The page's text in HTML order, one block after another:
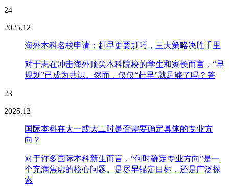
24
2025.12
海外本科名校申请：赶早更要赶巧，三大策略决胜千里
对于志在冲击海外顶尖本科院校的学生和家长而言，“早
规划”已成为共识。然而，仅仅“赶早”就足够了吗？答
23
2025.12
国际本科在大一或大二时是否需要确定具体的专业方
向？
对于许多国际本科新生而言，“何时确定专业方向”是一
个充满焦虑的核心问题。是尽早锚定目标，还是广泛探
索